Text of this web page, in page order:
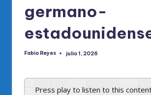
R
M
germano-
Publicado
Fabio Reyes julio 1, 2026
Press play to listen to this